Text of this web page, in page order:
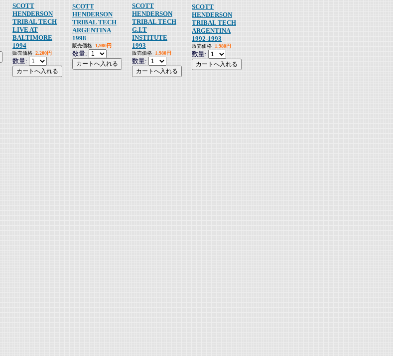
SCOTT
HENDERSON
TRIBAL TECH
LIVE AT
BALTIMORE
1994
販売価格 2,200円
数量:
SCOTT
HENDERSON
TRIBAL TECH
ARGENTINA
1998
販売価格 1,980円
数量:
SCOTT
HENDERSON
TRIBAL TECH
G.I.T
INSTITUTE
1993
販売価格 1,980円
数量:
SCOTT
HENDERSON
TRIBAL TECH
ARGENTINA
1992-1993
販売価格 1,980円
数量: